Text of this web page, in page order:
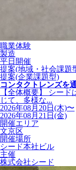
職業体験
製造
平日開催
提案(地域・社会課題
提案(企業課題型)
コンタクトレンズを
【全体概要】 シー
じて、多様な...
2026年08月20日(木)〜
2026年08月21日(金)
開催エリア
文京区
開催場所
シード本社ビル
主催
株式会社シード